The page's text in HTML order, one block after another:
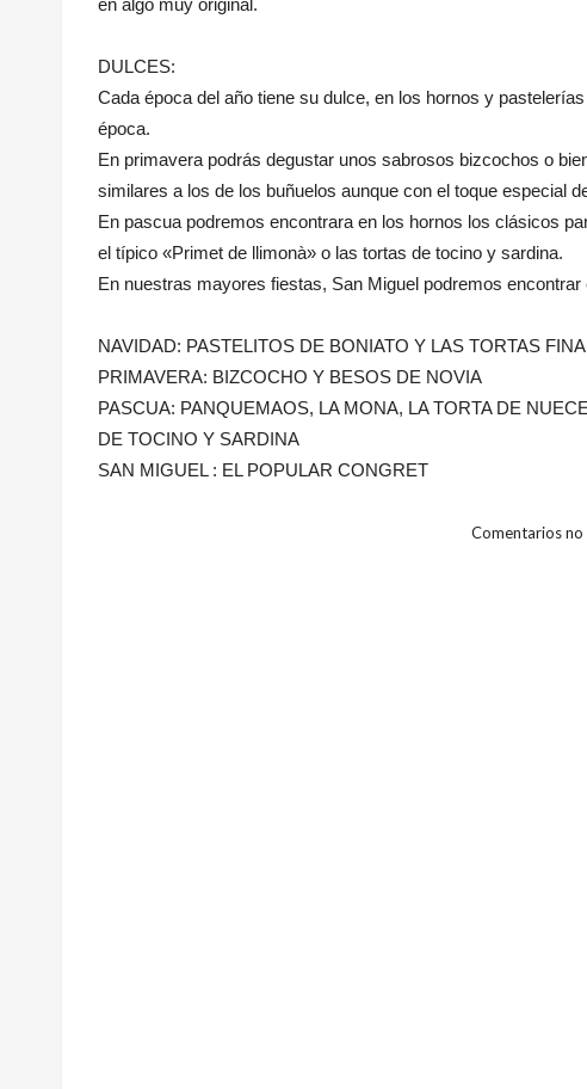
en algo muy original.
DULCES:
Cada época del año tiene su dulce, en los hornos y
época.
En primavera podrás degustar unos sabrosos bizcochos o
similares a los de los buñuelos aunque con el toque especial
En pascua podremos encontrara en los hornos los clásicos
el típico «Primet de llimonà» o las tortas de tocino y sardina.
En nuestras mayores fiestas, San Miguel podremos encontrar
NAVIDAD: PASTELITOS DE BONIATO Y LAS TORTAS
PRIMAVERA: BIZCOCHO Y BESOS DE NOVIA
PASCUA: PANQUEMAOS, LA MONA, LA TORTA DE
DE TOCINO Y SARDINA
SAN MIGUEL : EL POPULAR CONGRET
Comentarios